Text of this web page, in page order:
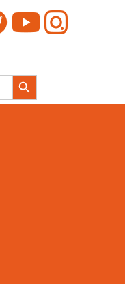
Search Button